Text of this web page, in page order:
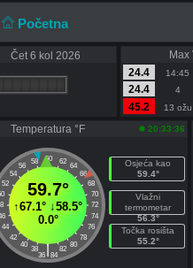
Početna
Čet 6 kol 2026
Max
24.4
14:45
24.4
4
45.2
13 ožu
Temperatura °F 20:33:36
60
58 62
56
64
54
66
52
68
70
72
74
44
76
42
78
40
80
38 82
|
36 84
59.7°
↑67.1° ↓58.5°
0.0°
Osjeća kao
59.4°
Vlažni
termometar
56.3°
Točka rosišta
55.2°